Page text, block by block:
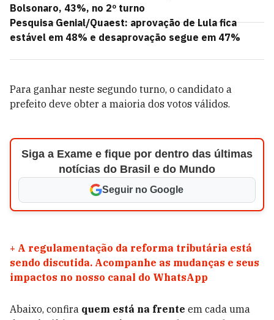
Bolsonaro, 43%, no 2º turno
Pesquisa Genial/Quaest: aprovação de Lula fica
estável em 48% e desaprovação segue em 47%
Para ganhar neste segundo turno, o candidato a
prefeito deve obter a maioria dos votos válidos.
Siga a Exame e fique por dentro das últimas
notícias do Brasil e do Mundo
Seguir no Google
+ A regulamentação da reforma tributária está
sendo discutida. Acompanhe as mudanças e seus
impactos no nosso canal do WhatsApp
Abaixo, confira quem está na frente em cada uma